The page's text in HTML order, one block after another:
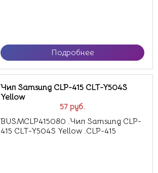
Подробнее
57 руб.
Чип Samsung CLP-415 CLT-Y504S
Yellow
BUSMCLP415080 .Чип Samsung CLP-
415 CLT-Y504S Yellow .CLP-415